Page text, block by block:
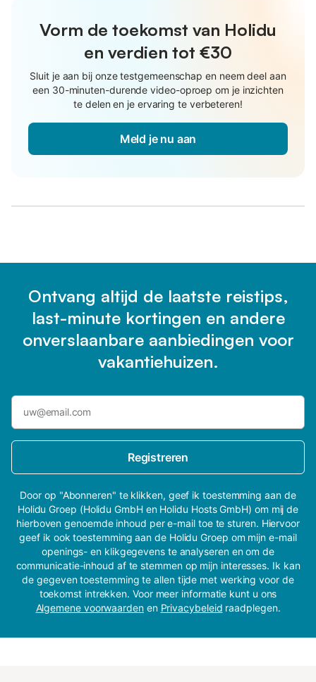
Vorm de toekomst van Holidu
en verdien tot €30
Sluit je aan bij onze testgemeenschap en neem deel aan
een 30-minuten-durende video-oproep om je inzichten
te delen en je ervaring te verbeteren!
Meld je nu aan
Ontvang altijd de laatste reistips,
last-minute kortingen en andere
onverslaanbare aanbiedingen voor
vakantiehuizen.
Registreren
Door op "Abonneren" te klikken, geef ik toestemming aan de
Holidu Groep (Holidu GmbH en Holidu Hosts GmbH) om mij de
hierboven genoemde inhoud per e-mail toe te sturen. Hiervoor
geef ik ook toestemming aan de Holidu Groep om mijn e-mail
openings- en klikgegevens te analyseren en om de
communicatie-inhoud af te stemmen op mijn interesses. Ik kan
de gegeven toestemming te allen tijde met werking voor de
toekomst intrekken. Voor meer informatie kunt u ons
Algemene voorwaardenen Privacybeleid raadplegen.